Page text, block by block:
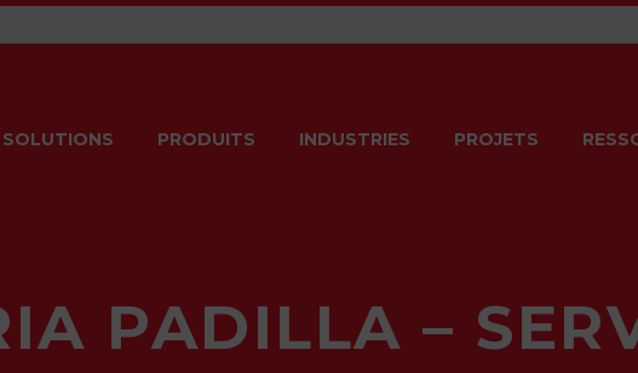
SOLUTIONS PRODUITS INDUSTRIES PROJETS
PADILLA –